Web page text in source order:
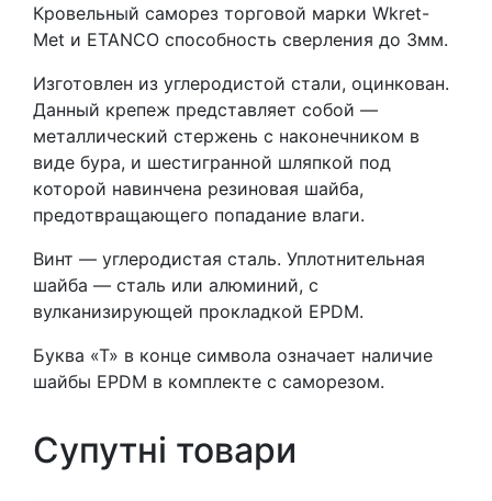
Кровельный саморез торговой марки Wkret-
Met и ETANCO способность сверления до 3мм.
Изготовлен из углеродистой стали, оцинкован.
Данный крепеж представляет собой ―
металлический стержень с наконечником в
виде бура, и шестигранной шляпкой под
которой навинчена резиновая шайба,
предотвращающего попадание влаги.
Винт — углеродистая сталь. Уплотнительная
шайба — сталь или алюминий, с
вулканизирующей прокладкой EPDM.
Буква «Т» в конце символа означает наличие
шайбы EPDM в комплекте с саморезом.
Супутні товари